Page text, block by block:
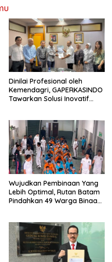
Dinilai Profesional oleh
Kemendagri, GAPERKASINDO
Tawarkan Solusi Inovatif
Wujudkan Pembinaan Yang
Lebih Optimal, Rutan Batam
Pindahkan 49 Warga Binaan